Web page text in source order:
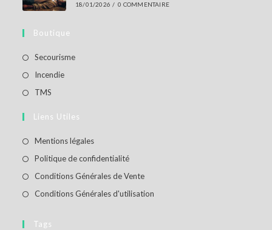
18/01/2026 / 0 COMMENTAIRE
Boutique
Secourisme
Incendie
TMS
Liens Utiles
Mentions légales
Politique de confidentialité
Conditions Générales de Vente
Conditions Générales d'utilisation
Tags